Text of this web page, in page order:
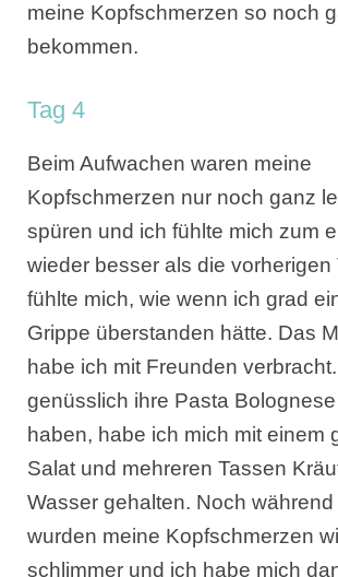
meine Kopfschmerzen so noch
bekommen.
Tag 4
Beim Aufwachen waren meine
Kopfschmerzen nur noch ganz
spüren und ich fühlte mich zum
wieder besser als die vorherigen
fühlte mich, wie wenn ich grad
Grippe überstanden hätte. Das
habe ich mit Freunden
genüsslich ihre Pasta
haben, habe ich mich mit einem
Salat und mehreren Tassen
Wasser gehalten. Noch
wurden meine Kopfschmerzen
schlimmer und ich habe mich